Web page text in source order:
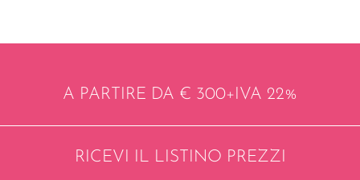
A PARTIRE DA € 300+IVA 22%
RICEVI IL LISTINO PREZZI